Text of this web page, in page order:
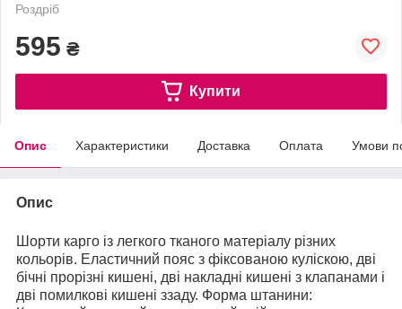
Роздріб
595 ₴
Купити
Опис Характеристики Доставка Оплата Умови
Опис
Шорти карго із легкого тканого матеріалу різних
кольорів. Еластичний пояс з фіксованою куліскою, дві
бічні прорізні кишені, дві накладні кишені з клапанами і
дві помилкові кишені ззаду. Форма штанини: